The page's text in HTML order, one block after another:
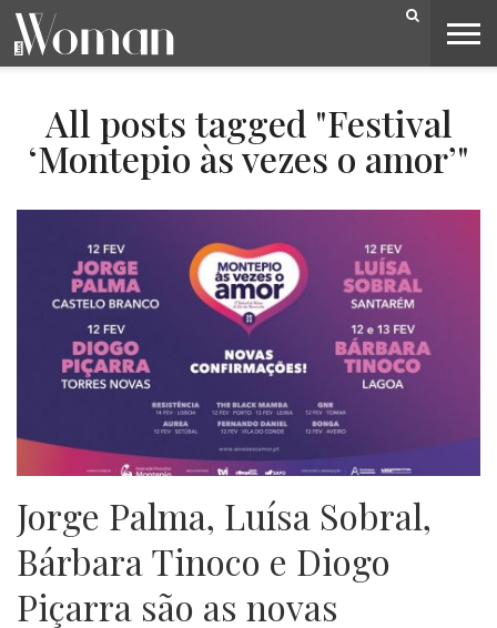
BELEZA
CAPA
LIFESTYLE
MODA
OPINIÃO
PESSOAS
SOCIEDADE
VIDEOS
All posts tagged "Festival
‘Montepio às vezes o amor’"
Jorge Palma, Luísa Sobral,
Bárbara Tinoco e Diogo
Piçarra são as novas